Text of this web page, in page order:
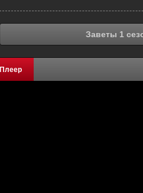
Заветы 1
Плеер